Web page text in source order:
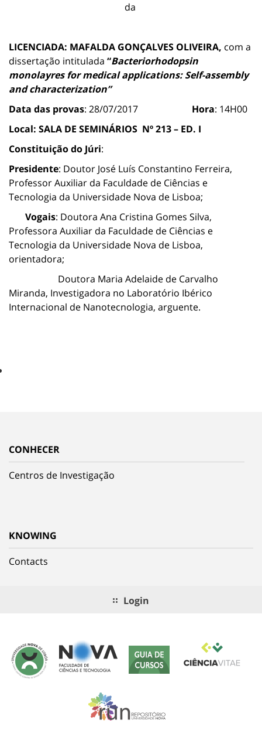
da
LICENCIADA: MAFALDA GONÇALVES OLIVEIRA, com a
dissertação intitulada “Bacteriorhodopsin
monolayres for medical applications: Self-assembly
and characterization”
Data das provas: 28/07/2017 Hora: 14H00
Local: SALA DE SEMINÁRIOS Nº 213 – ED. I
Constituição do Júri:
Presidente: Doutor José Luís Constantino Ferreira,
Professor Auxiliar da Faculdade de Ciências e
Tecnologia da Universidade Nova de Lisboa;
Vogais: Doutora Ana Cristina Gomes Silva,
Professora Auxiliar da Faculdade de Ciências e
Tecnologia da Universidade Nova de Lisboa,
orientadora;
Doutora Maria Adelaide de Carvalho
Miranda, Investigadora no Laboratório Ibérico
Internacional de Nanotecnologia, arguente.
CONHECER
Centros de Investigação
KNOWING
Contacts
Login